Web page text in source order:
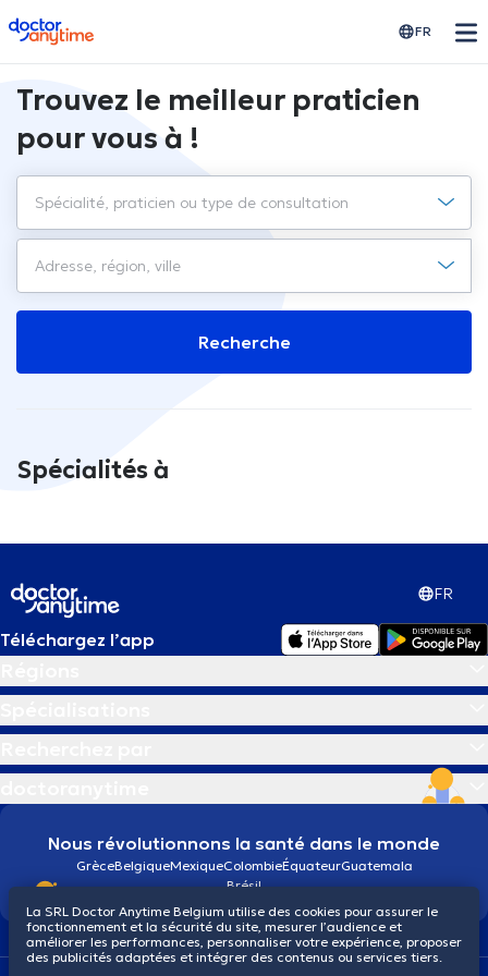
doctoranytime FR
Trouvez le meilleur praticien
pour vous à !
Recherche
Spécialités à
FR
Téléchargez l’app
Nous révolutionnons la santé dans le monde
GrèceBelgiqueMexiqueColombieÉquateurGuatemala
Brésil
La SRL Doctor Anytime Belgium utilise des cookies pour assurer le
fonctionnement et la sécurité du site, mesurer l’audience et
améliorer les performances, personnaliser votre expérience, proposer
des publicités adaptées et intégrer des contenus ou services tiers.